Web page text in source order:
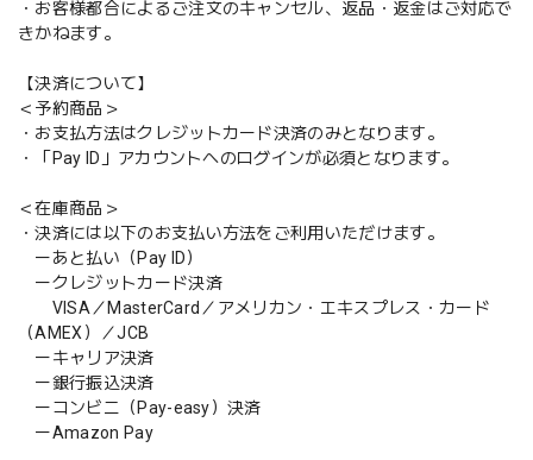
・お客様都合によるご注文のキャンセル、返品・返金はご対応で
きかねます。
【決済について】
＜予約商品＞
・お支払方法はクレジットカード決済のみとなります。
・「Pay ID」アカウントへのログインが必須となります。
＜在庫商品＞
・決済には以下のお支払い方法をご利用いただけます。
ーあと払い（Pay ID）
ークレジットカード決済
VISA／MasterCard／アメリカン・エキスプレス・カード
（AMEX）／JCB
ーキャリア決済
ー銀行振込決済
ーコンビニ（Pay-easy）決済
ーAmazon Pay